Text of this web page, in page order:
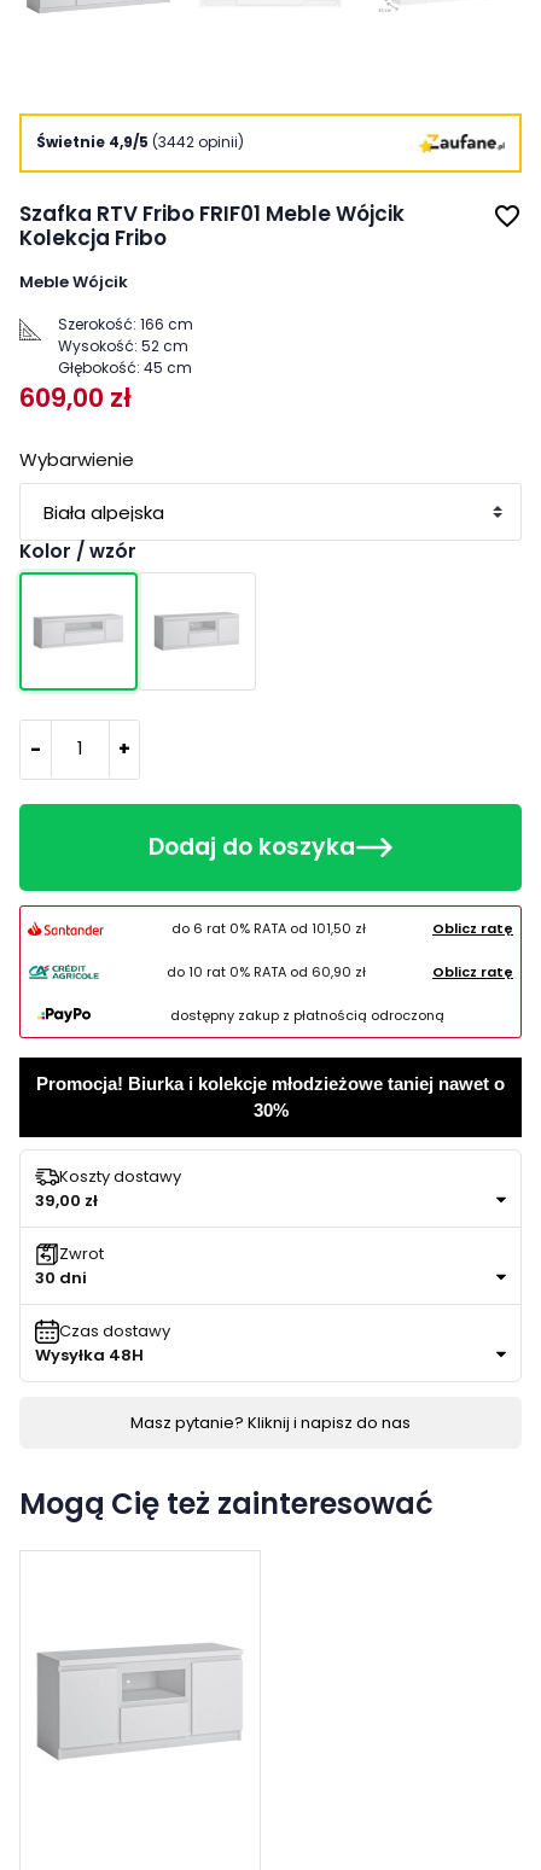
Świetnie 4,9/5 (3442 opinii)
Szafka RTV Fribo FRIF01 Meble Wójcik
Kolekcja Fribo
favorite_border
Meble Wójcik
Szerokość: 166 cm
Wysokość: 52 cm
Głębokość: 45 cm
609,00 zł
Wybarwienie
Kolor / wzór
- +
Dodaj do koszyka
do 6 rat 0% RATA od 101,50 zł Oblicz ratę
do 10 rat 0% RATA od 60,90 zł Oblicz ratę
dostępny zakup z płatnością odroczoną
Promocja! Biurka i kolekcje młodzieżowe taniej nawet o
30%
Koszty dostawy
39,00 zł
Zwrot
30 dni
Czas dostawy
Wysyłka 48H
Masz pytanie? Kliknij i napisz do nas
Mogą Cię też zainteresować